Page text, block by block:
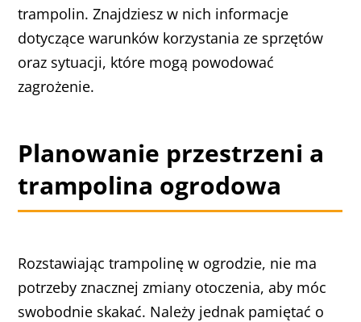
trampolin. Znajdziesz w nich informacje
dotyczące warunków korzystania ze sprzętów
oraz sytuacji, które mogą powodować
zagrożenie.
Planowanie przestrzeni a
trampolina ogrodowa
Rozstawiając trampolinę w ogrodzie, nie ma
potrzeby znacznej zmiany otoczenia, aby móc
swobodnie skakać. Należy jednak pamiętać o